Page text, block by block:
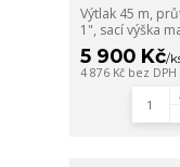
Výtlak 45 m,
1", sací výška
5 900 Kč/
4 876 Kč bez DPH